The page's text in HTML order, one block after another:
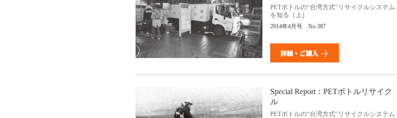
PETボトルの“台湾方式”リサイクルシステム
を知る［上］
2014年4月号 No.387
Special Report：PETボトルリサイク
ル
PETボトルの“台湾方式”リサイクルシステム